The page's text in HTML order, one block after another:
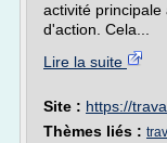
activité
d'action. Cela...
Lire la suite
Site : https://
Thèmes liés :